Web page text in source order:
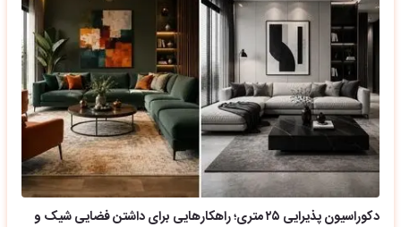
دکوراسیون پذیرایی ۲۵ متری؛ راهکارهایی برای داشتن فضایی شیک و